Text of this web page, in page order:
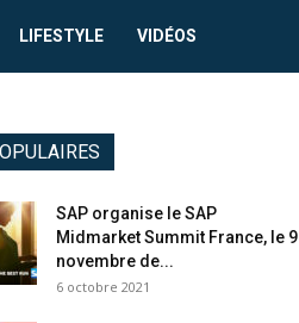
LIFESTYLE VIDÉOS
SAP organise le SAP
Midmarket Summit France, le 9
novembre de...
6 octobre 2021